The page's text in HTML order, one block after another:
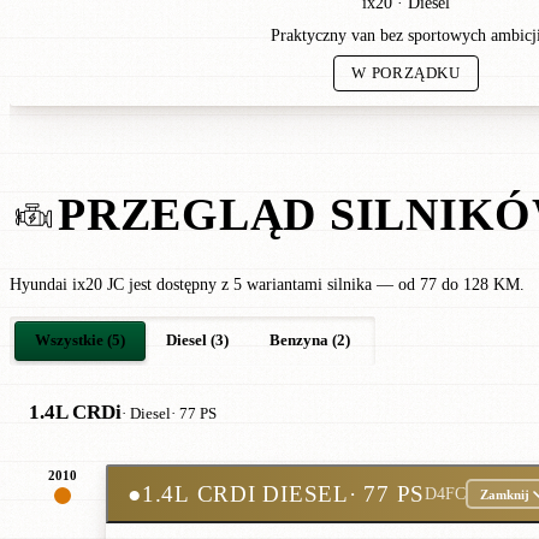
Praktyczny van bez sportowych
W PORZĄDKU
PRZEGLĄD
Hyundai ix20 JC jest dostępny z 5 wariantami silnika — od 77 do 128 KM.
Wszystkie (5) Diesel (3) Benzyna (2)
1.4L CRDi· Diesel· 77 PS
2010
●1.4L CRDI DIESEL· 77 PSD4FC Zamknij